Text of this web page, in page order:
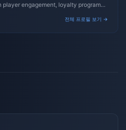
player engagement, loyalty programs,
전체 프로필 보기 →